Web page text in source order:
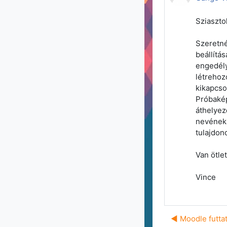
Van
Vince
◀︎ Moodle